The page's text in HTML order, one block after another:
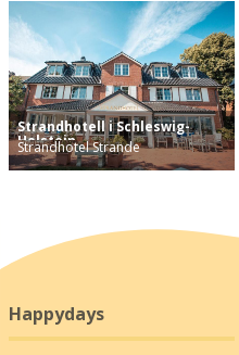
Strandhotell i Schleswig-
Holstein
Strandhotel Strande
Happydays